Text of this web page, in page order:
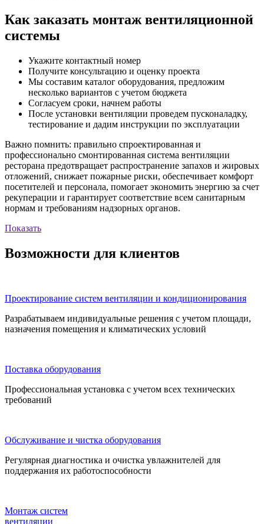
Как заказать монтаж вентиляционной
системы
Укажите контактный номер
Получите консультацию и оценку проекта
Мы составим каталог оборудования, предложим
несколько вариантов с учетом бюджета
Согласуем сроки, начнем работы
После установки вентиляции проведем пусконаладку,
тестирование и дадим инструкции по эксплуатации
Важно помнить: правильно спроектированная и
профессионально смонтированная система вентиляции
ресторана предотвращает распространение запахов и жировых
отложений, снижает пожарные риски, обеспечивает комфорт
посетителей и персонала, помогает экономить энергию за счет
рекуперации и гарантирует соответствие всем санитарным
нормам и требованиям надзорных органов.
Показать
Возможности для клиентов
Проектирование систем вентиляции и кондиционирования
Разрабатываем индивидуальные решения с учетом площади,
назначения помещения и климатических условий
Поставка оборудования
Профессиональная установка с учетом всех технических
требований
Обслуживание и чистка оборудования
Регулярная диагностика и очистка увлажнителей для
поддержания их работоспособности
Монтаж систем
вентиляции